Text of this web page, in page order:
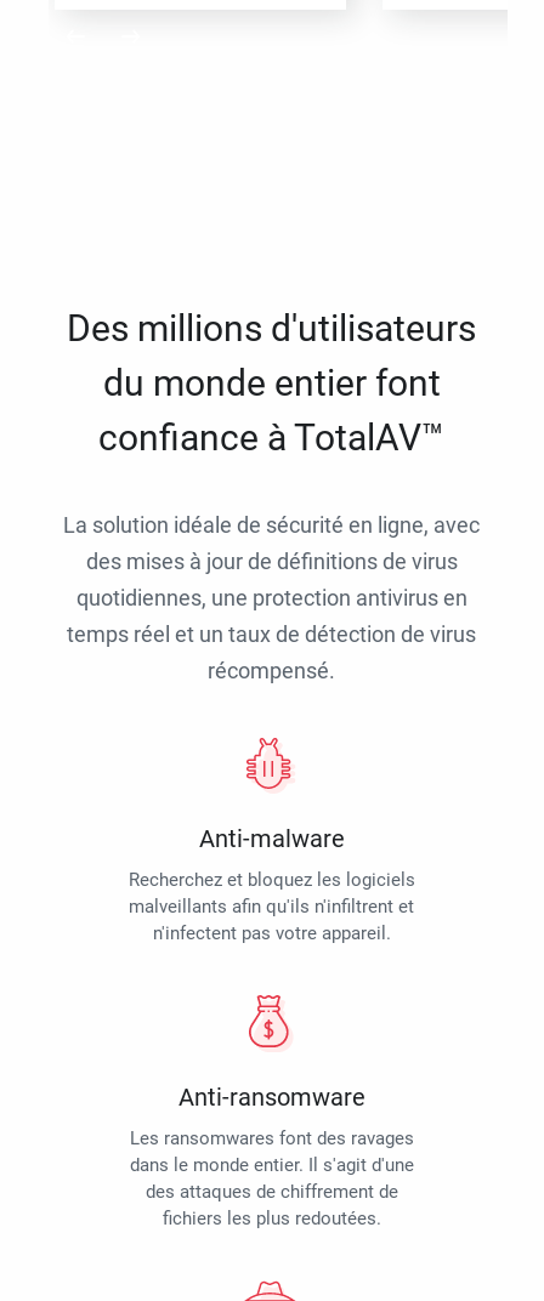
Des millions d'utilisateurs
du monde entier font
confiance à TotalAV™
La solution idéale de sécurité en ligne, avec
des mises à jour de définitions de virus
quotidiennes, une protection antivirus en
temps réel et un taux de détection de virus
récompensé.
Anti-malware
Recherchez et bloquez les logiciels
malveillants afin qu'ils n'infiltrent et
n'infectent pas votre appareil.
Anti-ransomware
Les ransomwares font des ravages
dans le monde entier. Il s'agit d'une
des attaques de chiffrement de
fichiers les plus redoutées.